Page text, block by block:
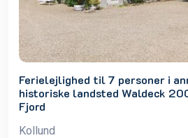
Ferielejlighed til 7 personer i
historiske landsted Waldeck
Fjord
Kollund